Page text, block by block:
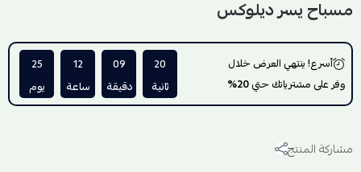
مسباح يسر ديلوكس
أسرع! ينتهي العرض خلال
وفر على مشترياتك حتي20%
20
ثانية
09
دقيقة
12
ساعة
25
يوم
مشاركة المنتج